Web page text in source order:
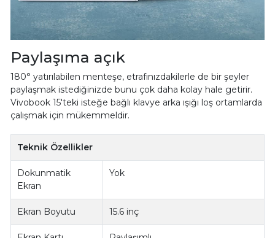
Paylaşıma açık
180° yatırılabilen menteşe, etrafınızdakilerle de bir şeyler
paylaşmak istediğinizde bunu çok daha kolay hale getirir.
Vivobook 15'teki isteğe bağlı klavye arka ışığı loş ortamlarda
çalışmak için mükemmeldir.
Teknik Özellikler
Dokunmatik
Ekran
Yok
Ekran Boyutu 15.6 inç